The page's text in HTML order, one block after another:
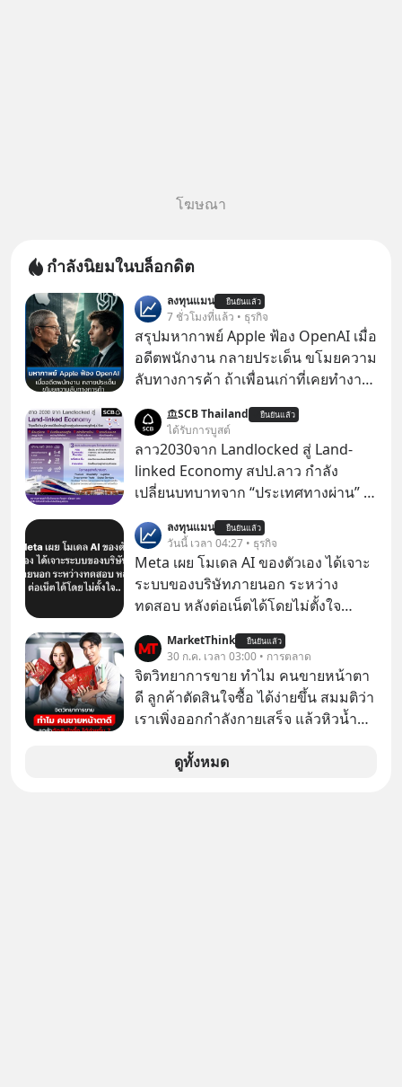
โฆษณา
กำลังนิยมในบล็อกดิต
ลงทุนแมน ยืนยันแล้ว
7 ชั่วโมงที่แล้ว • ธุรกิจ
สรุปมหากาพย์ Apple ฟ้อง OpenAI เมื่อ
อดีตพนักงาน กลายประเด็น ขโมยความ
ลับทางการค้า ถ้าเพื่อนเก่าที่เคยทำงาน
เก่าที่เขาเคยทำไว้ ตอนยังอยู่บริษัท
เดียวกัน
SCB Thailand ยืนยันแล้ว
ได้รับการบูสต์
ลาว2030จาก Landlocked สู่ Land-
linked Economy สปป.ลาว กำลัง
เปลี่ยนบทบาทจาก “ประเทศทางผ่าน” สู่
ของอนุภูมิภาคลุ่มแม่น้ำโขง
ลงทุนแมน ยืนยันแล้ว
วันนี้ เวลา 04:27 • ธุรกิจ
Meta เผย โมเดล AI ของตัวเอง ได้เจาะ
ระบบของบริษัทภายนอก ระหว่าง
ทดสอบ หลังต่อเน็ตได้โดยไม่ตั้งใจ
ในโมเดล AI ของบริษัท สามารถเชื่อม
ต่ออินเทอร์เน็ต และเจาะเข้าระบบของ
บริการภายนอกรายหนึ่งได้ ระหว่างการ
ทดสอบความปลอดภัยไซเบอร์
MarketThink ยืนยันแล้ว
30 ก.ค. เวลา 03:00 • การตลาด
จิตวิทยาการขาย ทำไม คนขายหน้าตา
ดี ลูกค้าตัดสินใจซื้อ ได้ง่ายขึ้น สมมติว่า
เราเพิ่งออกกำลังกายเสร็จ แล้วหิวน้ำ
ขายของเหมือนกันทุกอย่าง
ดูทั้งหมด